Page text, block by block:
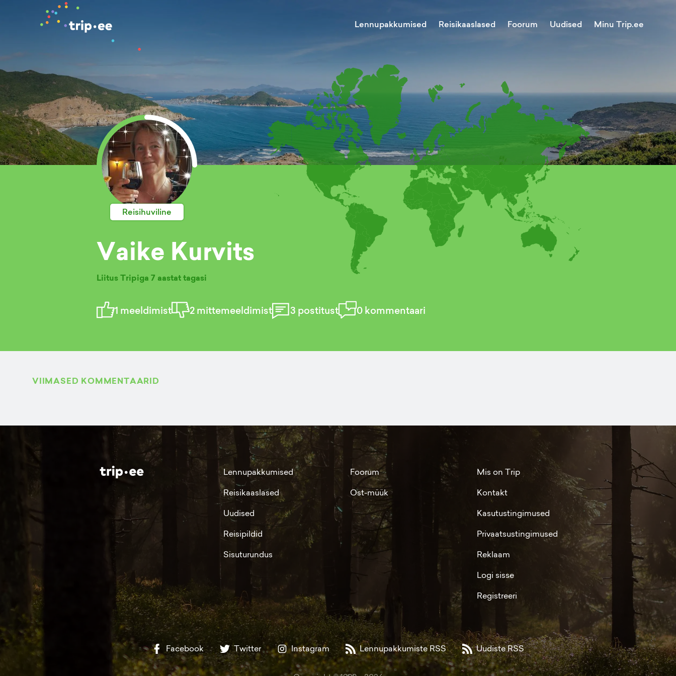
Lennupakkumised Reisikaaslased Foorum Uudised Minu Trip.ee
Reisihuviline
Vaike Kurvits
Liitus Tripiga 7 aastat tagasi
1 meeldimist 2mittemeeldimist 3 postitust 0kommentaari
VIIMASED KOMMENTAARID
Lennupakkumised
Reisikaaslased
Uudised
Reisipildid
Sisuturundus
Foorum
Ost-müük
Mis on Trip
Kontakt
Kasutustingimused
Privaatsustingimused
Reklaam
Logi sisse
Registreeri
Facebook Twitter Instagram Lennupakkumiste RSS Uudiste RSS